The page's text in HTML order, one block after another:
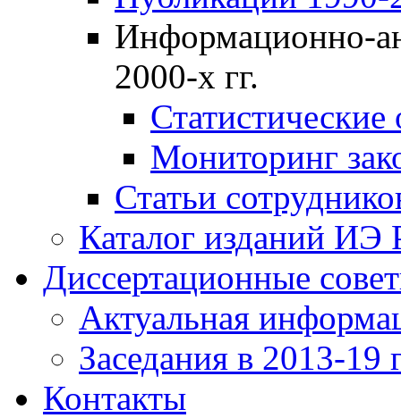
Информационно-
2000-х гг.
Мониторинг
Статьи
Каталог изданий ИЭ
Диссертационные
Актуальная
Заседания в 2013-19
Контакты